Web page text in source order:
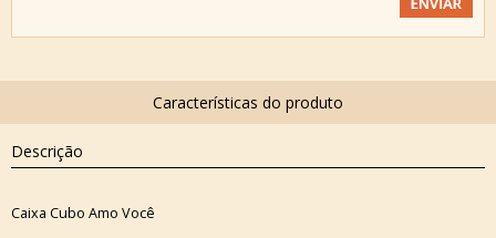
Descrição
Caixa Cubo Amo Você